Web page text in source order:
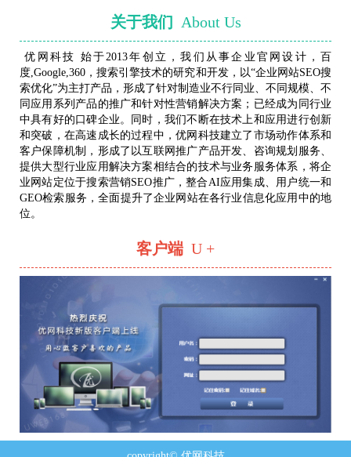
关于我们 About Us
优网科技 始于2013年创立，我们从事企业官网设计，百
度,Google,360，搜索引擎技术的研究和开发，以“企业网站SEO搜
索优化”为主打产品，形成了针对制造业不行同业、不同规模、不
同应用系列产品的推广和针对性营销解决方案；已经成为同行业
中具有好的口碑企业。同时，我们不断在技术上和应用进行创新
和突破，在高速成长的过程中，优网科技建立了市场动作体系和
客户保障机制，形成了以互联网推广产品开发、咨询规划服务、
提供大型行业应用解决方案相结合的技术与业务服务体系，将企
业网站定位于搜索营销SEO推广，整合AI应用集成、用户统一和
GEO检索服务，全面提升了企业网站在各行业信息化应用中的地
位。
客户端 U +